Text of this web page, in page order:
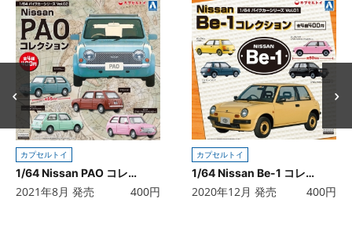
カプセルトイ
1/64 Nissan PAO コレクション
2021年8月 発売 400円
カプセルトイ
1/64 Nissan Be-1 コレクション
2020年12月 発売 400円